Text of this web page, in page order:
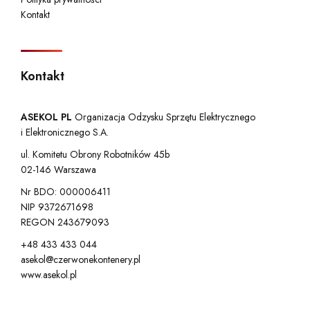
Kontakt
Kontakt
ASEKOL PL Organizacja Odzysku Sprzętu Elektrycznego
i Elektronicznego S.A.
ul. Komitetu Obrony Robotników 45b
02-146 Warszawa
Nr BDO: 000006411
NIP 9372671698
REGON 243679093
+48 433 433 044
asekol@czerwonekontenery.pl
www.asekol.pl